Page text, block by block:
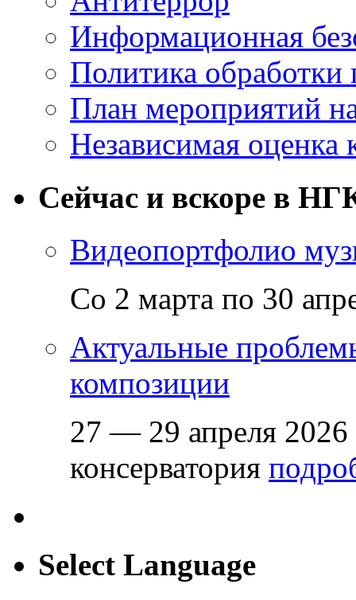
Информационная
Политика
План мероприятий
Независимая оценка
Сейчас и вскоре в
Видеопортфолио
Со 2 марта по 30
Актуальные
композиции
27 — 29 апреля 2026
консерватория
Select Language